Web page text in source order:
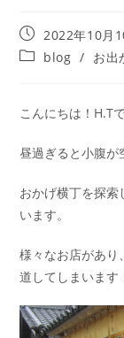
2022年10月
blog / お出
こんにちは！H.Tで
昼過ぎると小腹が
おかげ横丁を探
います。
様々なお店があり
道してしまいます